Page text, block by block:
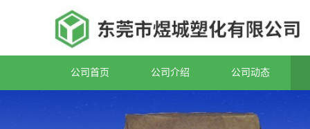
公司首页 公司介绍 公司动态